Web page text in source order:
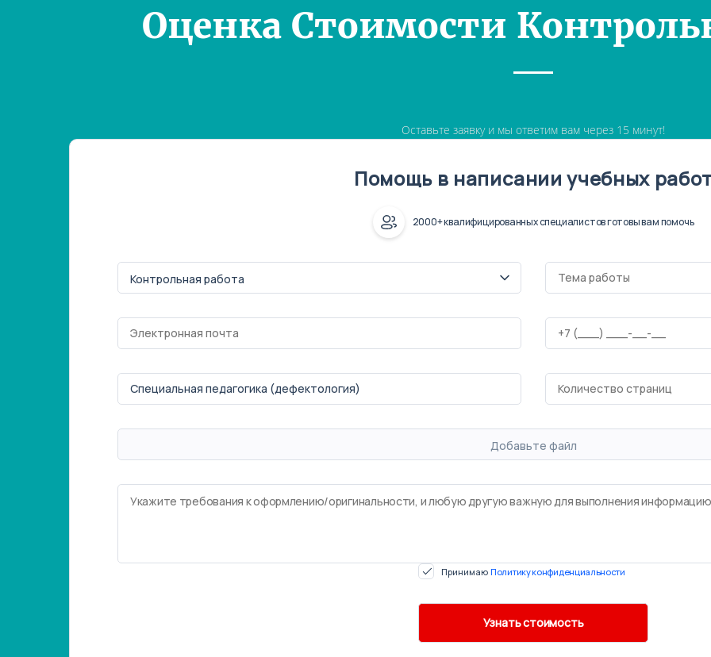
Оценка Стоимости
Оставьте заявку и мы ответим вам через 15 минут!
Помощь в написании учебных
2000+ квалифицированных специалистов готовы вам помочь
Добавьте файл
Принимаю Политику конфиденциальности